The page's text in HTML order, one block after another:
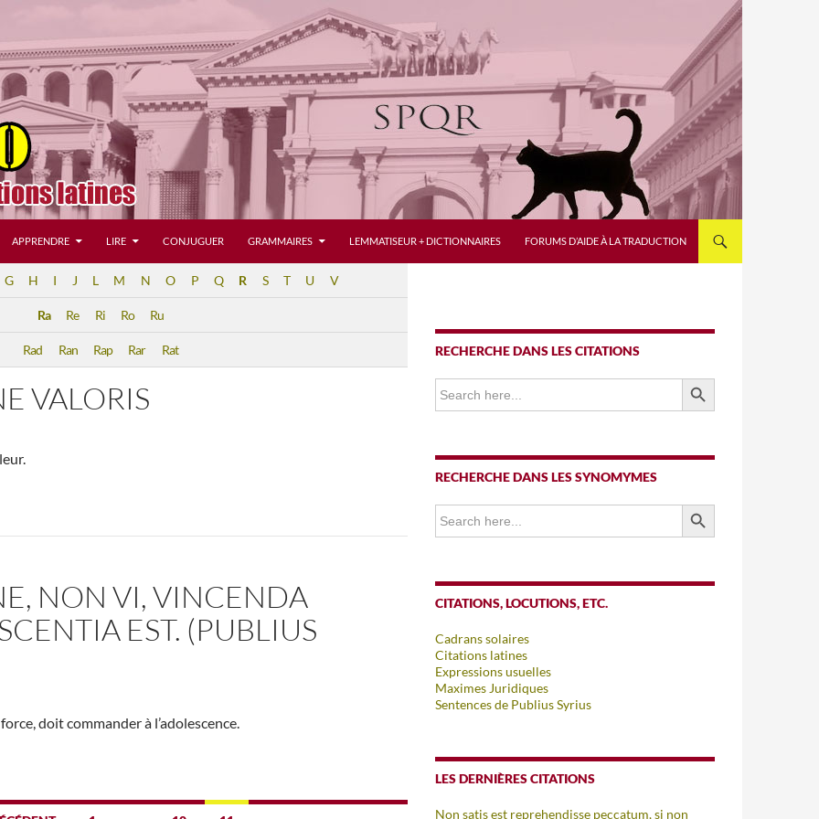
APPRENDRE LIRE CONJUGUER GRAMMAIRES LEMMATISEUR + DICTIONNAIRES FORUMS D’AIDE À LA TRADUCTION
G H I J L M N O P Q R S T U V
Ra Re Ri Ro Ru
Rad Ran Rap Rar Rat
VALORIS
NON VI, VINCENDA
EST. (PUBLIUS
doit commander à l’adolescence.
RECHERCHE DANS LES CITATIONS
Search
for:
SEARCH BUTTON
RECHERCHE DANS LES SYNOMYMES
Search
for:
SEARCH BUTTON
CITATIONS, LOCUTIONS, ETC.
Cadrans solaires
Citations latines
Expressions usuelles
Maximes Juridiques
Sentences de Publius Syrius
LES DERNIÈRES CITATIONS
Non satis est reprehendisse peccatum, si non